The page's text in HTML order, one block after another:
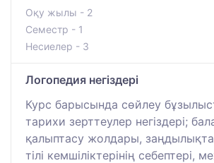
Оқу жылы - 2
Семестр - 1
Несиелер - 3
Логопедия негіздері
Курс барысында сөйлеу
тарихи зерттеулер негіздері;
қалыптасу жолдары,
тілі кемшіліктерінің себептері,